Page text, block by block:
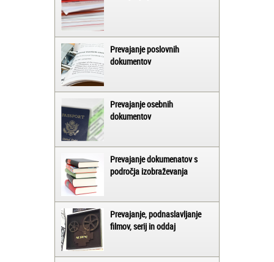
Prevajanje poslovnih
dokumentov
Prevajanje osebnih
dokumentov
Prevajanje dokumenatov s
področja izobraževanja
Prevajanje, podnaslavljanje
filmov, serij in oddaj